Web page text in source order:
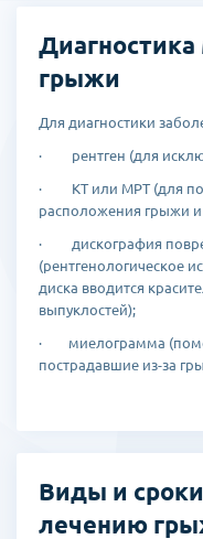
противовоспалительные
Терапевтическую часть
восточной медицине.
После снятия болевого
пациенту даются
организации
В случае, если
способом не удается,
Если необходимо
врачи выбирают
устанавливают
грыжи
Для диагностики
· рентген (для
· КТ или МРТ (для
расположения грыжи и
· дискография
(рентгенологическое
диска вводится
выпуклостей);
· миелограмма
пострадавшие из-за
Виды и сроки
лечению